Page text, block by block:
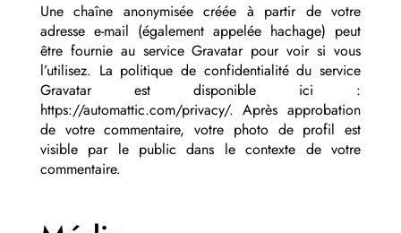
Une chaîne anonymisée créée à partir de votre
adresse e-mail (également appelée hachage) peut
être fournie au service Gravatar pour voir si vous
l’utilisez. La politique de confidentialité du service
Gravatar est disponible ici :
https://automattic.com/privacy/. Après approbation
de votre commentaire, votre photo de profil est
visible par le public dans le contexte de votre
commentaire.